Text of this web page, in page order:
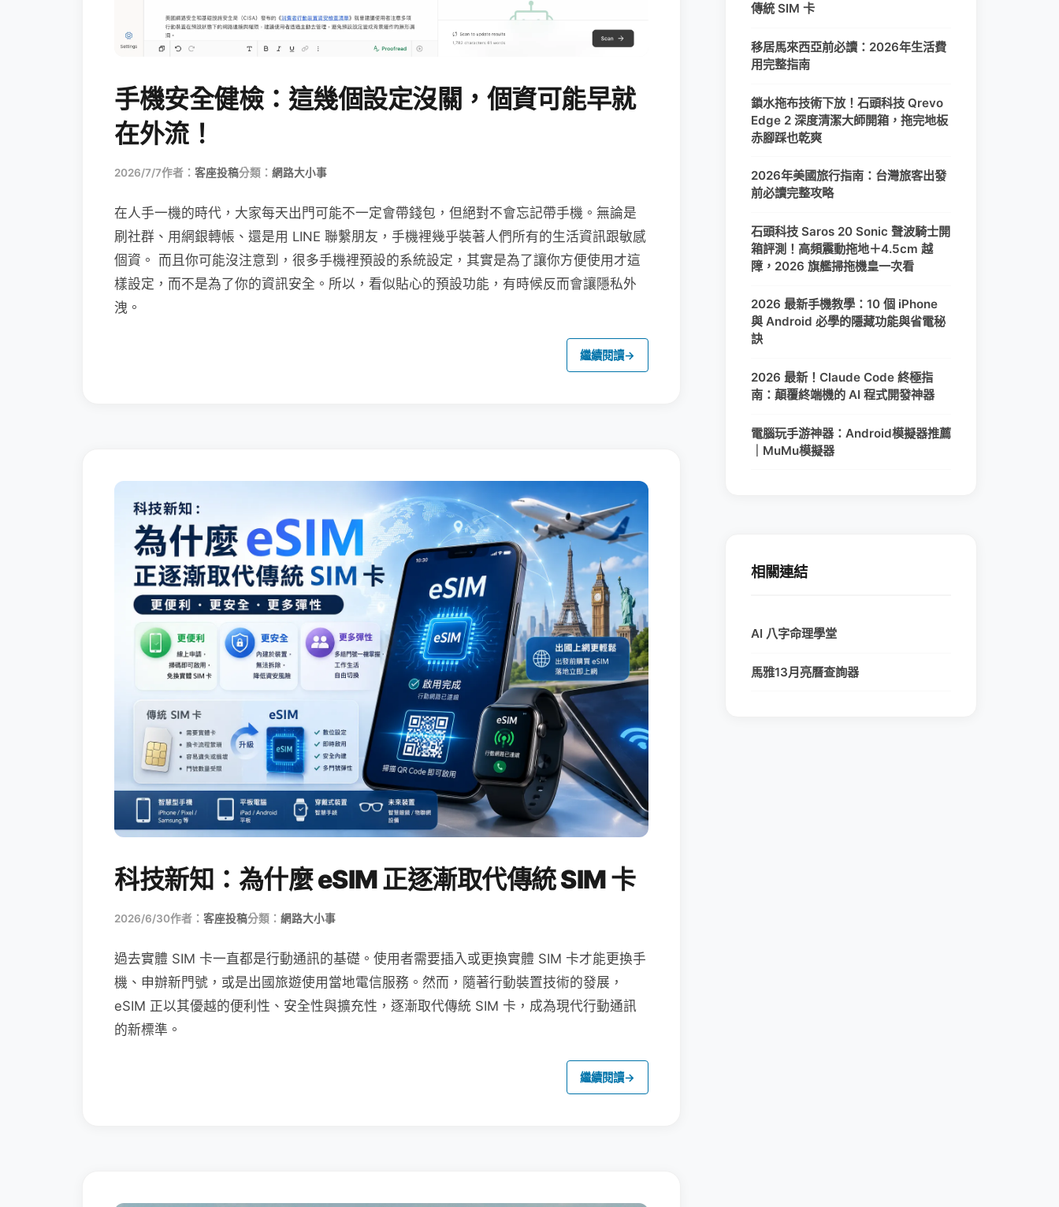
手機安全健檢：這幾個設定沒關，個資可能早就
在外流！
2026/7/7作者： 客座投稿分類： 網路大小事
在人手一機的時代，大家每天出門可能不一定會帶錢包，但絕對不會忘記帶手機。無論是
刷社群、用網銀轉帳、還是用 LINE 聯繫朋友，手機裡幾乎裝著人們所有的生活資訊跟敏感
個資。 而且你可能沒注意到，很多手機裡預設的系統設定，其實是為了讓你方便使用才這
樣設定，而不是為了你的資訊安全。所以，看似貼心的預設功能，有時候反而會讓隱私外
洩。
繼續閱讀→
科技新知：為什麼 eSIM 正逐漸取代傳統 SIM 卡
2026/6/30作者： 客座投稿分類： 網路大小事
過去實體 SIM 卡一直都是行動通訊的基礎。使用者需要插入或更換實體 SIM 卡才能更換手
機、申辦新門號，或是出國旅遊使用當地電信服務。然而，隨著行動裝置技術的發展，
eSIM 正以其優越的便利性、安全性與擴充性，逐漸取代傳統 SIM 卡，成為現代行動通訊
的新標準。
繼續閱讀→
傳統 SIM 卡
移居馬來西亞前必讀：2026年生活費
用完整指南
鎖水拖布技術下放！石頭科技 Qrevo
Edge 2 深度清潔大師開箱，拖完地板
赤腳踩也乾爽
2026年美國旅行指南：台灣旅客出發
前必讀完整攻略
石頭科技 Saros 20 Sonic 聲波騎士開
箱評測！高頻震動拖地＋4.5cm 越
障，2026 旗艦掃拖機皇一次看
2026 最新手機教學：10 個 iPhone
與 Android 必學的隱藏功能與省電秘
訣
2026 最新！Claude Code 終極指
南：顛覆終端機的 AI 程式開發神器
電腦玩手游神器：Android模擬器推薦
｜MuMu模擬器
相關連結
AI 八字命理學堂
馬雅13月亮曆查詢器